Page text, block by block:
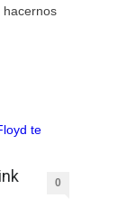
hacernos
0